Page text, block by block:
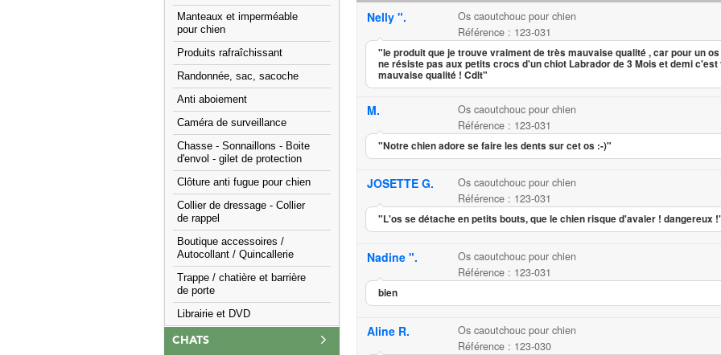
Manteaux et imperméable
pour chien
Produits rafraîchissant
Randonnée, sac, sacoche
Anti aboiement
Caméra de surveillance
Chasse - Sonnaillons - Boite
d'envol - gilet de protection
Clôture anti fugue pour chien
Collier de dressage - Collier
de rappel
Boutique accessoires /
Autocollant / Quincallerie
Trappe / chatière et barrière
de porte
Librairie et DVD
CHATS
Nelly ".
Os caoutchouc pour chien
Référence : 123-031
"le produit que je trouve vraiment de très mauvaise qualité , car pour un
ne résiste pas aux petits crocs d'un chiot Labrador de 3 Mois et demi
mauvaise qualité ! Cdlt"
M.
Os caoutchouc pour chien
Référence : 123-031
"Notre chien adore se faire les dents sur cet os :-)"
JOSETTE G.
Os caoutchouc pour chien
Référence : 123-031
"L'os se détache en petits bouts, que le chien risque d'avaler ! dangereux
Nadine ".
Os caoutchouc pour chien
Référence : 123-031
bien
Aline R.
Os caoutchouc pour chien
Référence : 123-030